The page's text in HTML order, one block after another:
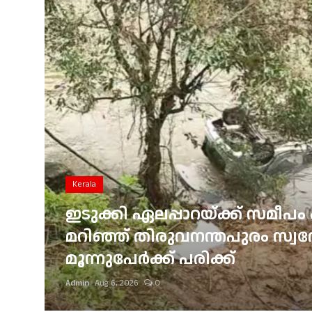
Gulf News
Loksabha Election 2024
Technology
Jobs Mall
Automotive
Shop Online
Education
Business
Kerala
ഇടുക്കി ഏലപ്പാറയ്ക്ക് സമീപം
മറിഞ്ഞ് തിരുവനന്തപുരം
മൂന്നുപേർക്ക് പരിക്ക്
Admin Aug 6, 2026 0